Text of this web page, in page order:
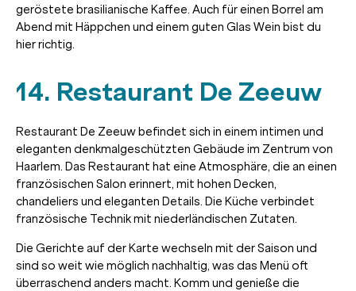
geröstete brasilianische Kaffee. Auch für einen Borrel am
Abend mit Häppchen und einem guten Glas Wein bist du
hier richtig.
14. Restaurant De Zeeuw
Restaurant De Zeeuw befindet sich in einem intimen und
eleganten denkmalgeschützten Gebäude im Zentrum von
Haarlem. Das Restaurant hat eine Atmosphäre, die an einen
französischen Salon erinnert, mit hohen Decken,
chandeliers und eleganten Details. Die Küche verbindet
französische Technik mit niederländischen Zutaten.
Die Gerichte auf der Karte wechseln mit der Saison und
sind so weit wie möglich nachhaltig, was das Menü oft
überraschend anders macht. Komm und genieße die